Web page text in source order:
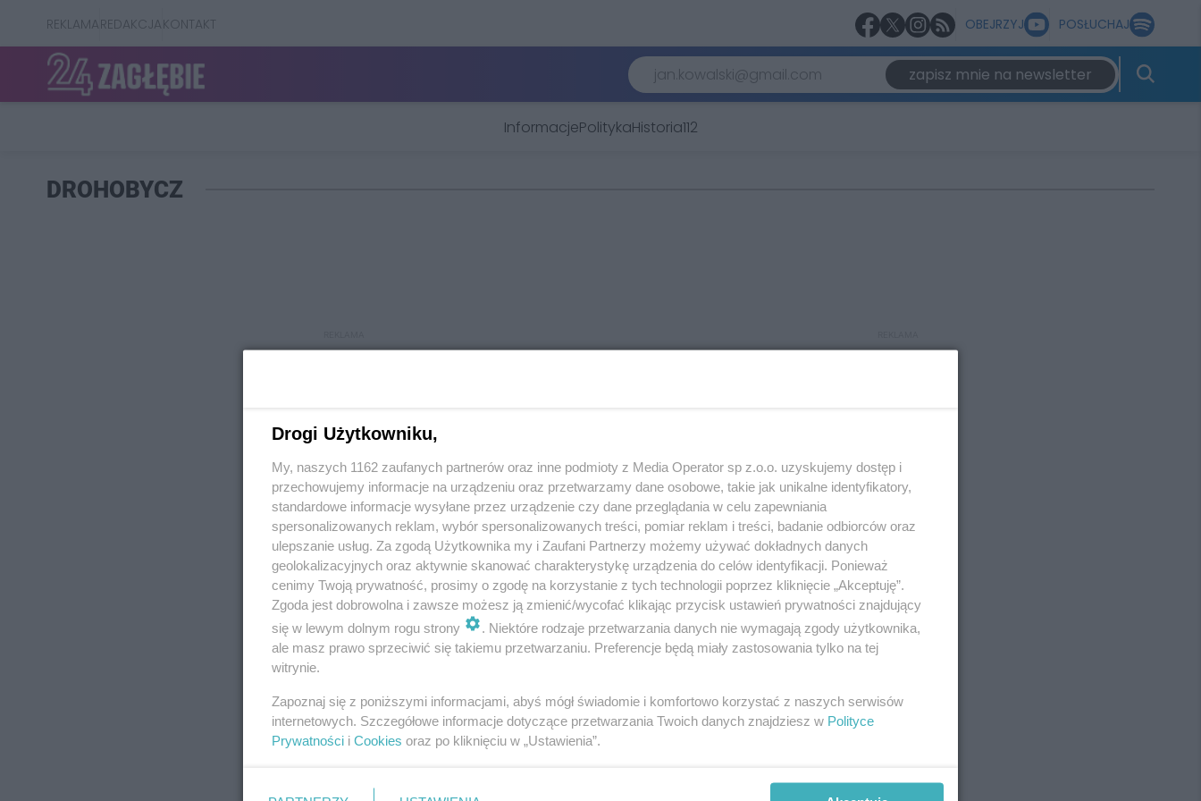
REKLAMAREDAKCJAKONTAKT OBEJRZYJ POSŁUCHAJ
zapisz mnie na newsletter
InformacjePolitykaHistoria112
DROHOBYCZ
REKLAMA REKLAMA
Drogi Użytkowniku,
My, naszych 1162 zaufanych partnerów oraz inne podmioty z Media Operator sp z.o.o. uzyskujemy dostęp i
przechowujemy informacje na urządzeniu oraz przetwarzamy dane osobowe, takie jak unikalne identyfikatory,
standardowe informacje wysyłane przez urządzenie czy dane przeglądania w celu zapewniania
spersonalizowanych reklam, wybór spersonalizowanych treści, pomiar reklam i treści, badanie odbiorców oraz
ulepszanie usług. Za zgodą Użytkownika my i Zaufani Partnerzy możemy używać dokładnych danych
geolokalizacyjnych oraz aktywnie skanować charakterystykę urządzenia do celów identyfikacji. Ponieważ
cenimy Twoją prywatność, prosimy o zgodę na korzystanie z tych technologii poprzez kliknięcie „Akceptuję”.
Zgoda jest dobrowolna i zawsze możesz ją zmienić/wycofać klikając przycisk ustawień prywatności znajdujący
się w lewym dolnym rogu strony
. Niektóre rodzaje przetwarzania danych nie wymagają zgody użytkownika,
ale masz prawo sprzeciwić się takiemu przetwarzaniu. Preferencje będą miały zastosowania tylko na tej
witrynie.
Zapoznaj się z poniższymi informacjami, abyś mógł świadomie i komfortowo korzystać z naszych serwisów
internetowych. Szczegółowe informacje dotyczące przetwarzania Twoich danych znajdziesz w Polityce
Prywatności i Cookies oraz po kliknięciu w „Ustawienia”.